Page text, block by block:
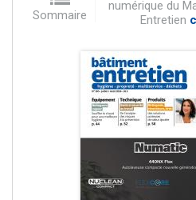
Sommaire
numérique du
Entretien